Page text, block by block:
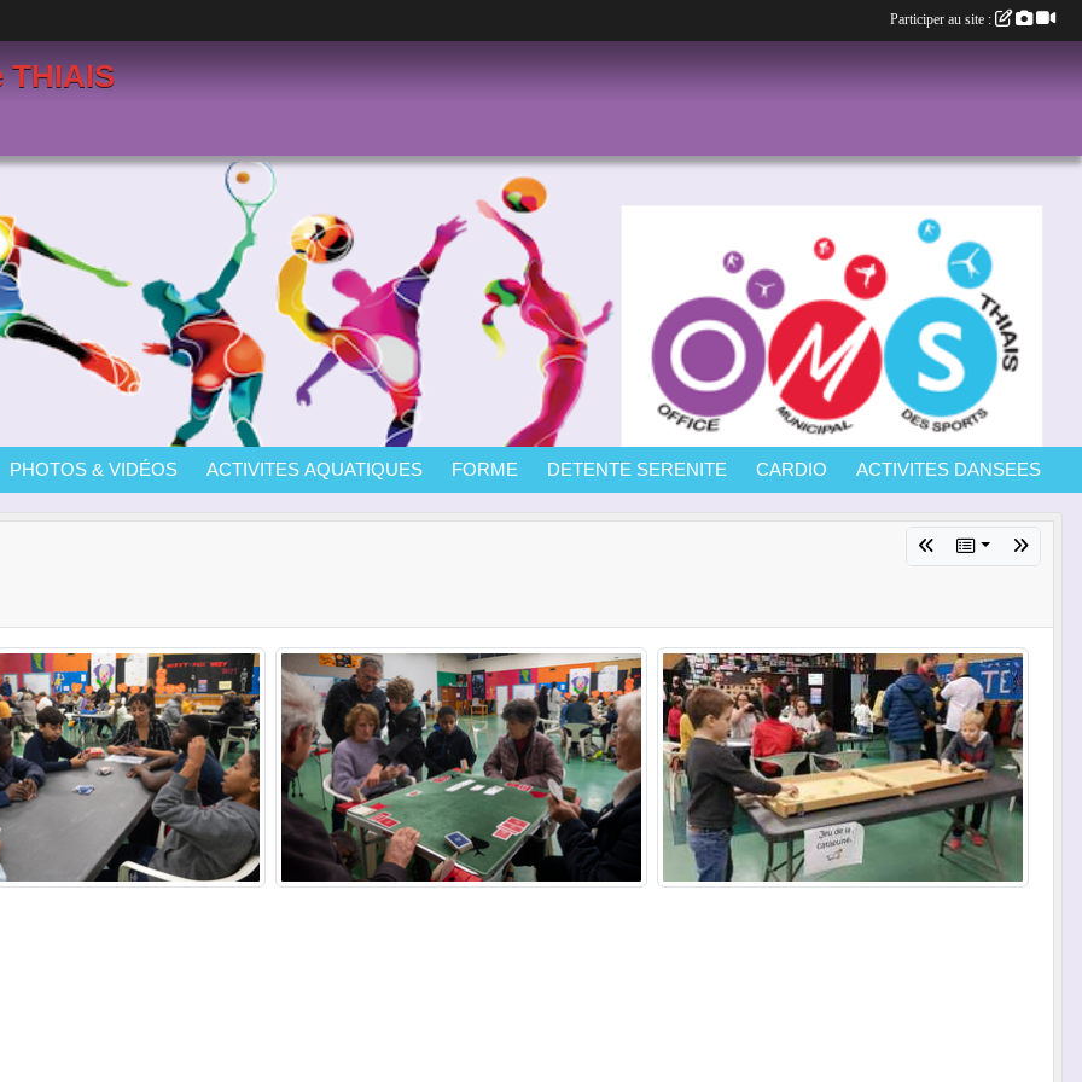
PHOTOS & VIDÉOS ACTIVITES AQUATIQUES FORME DETENTE SERENITE CARDIO ACTIVITES DANSEES
Participer au site :